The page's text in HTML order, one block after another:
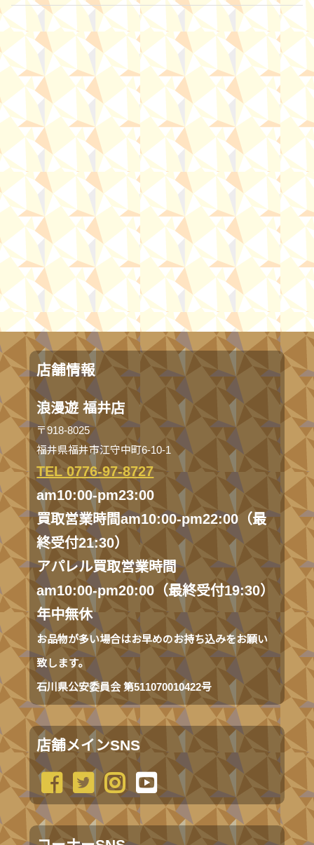
店舗情報
浪漫遊 福井店
〒918-8025
福井県福井市江守中町6-10-1
TEL 0776-97-8727
am10:00-pm23:00
買取営業時間am10:00-pm22:00（最
終受付21:30）
アパレル買取営業時間
am10:00-pm20:00（最終受付19:30）
年中無休
お品物が多い場合はお早めのお持ち込みをお願い
致します。
石川県公安委員会 第511070010422号
店舗メインSNS